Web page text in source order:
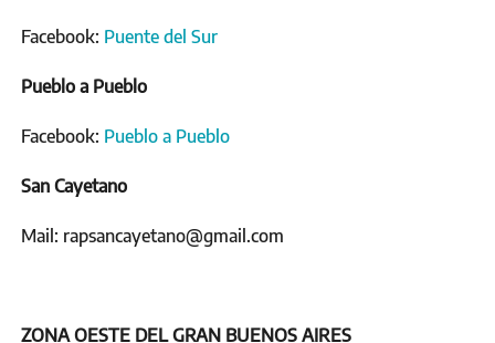
Facebook: Puente del Sur
Pueblo a Pueblo
Facebook: Pueblo a Pueblo
San Cayetano
Mail: rapsancayetano@gmail.com
ZONA OESTE DEL GRAN BUENOS AIRES